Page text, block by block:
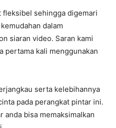
fleksibel sehingga digemari
dalam
siaran video. Saran kami
pertama kali menggunakan
serta kelebihannya
pada perangkat pintar ini.
anda bisa memaksimalkan